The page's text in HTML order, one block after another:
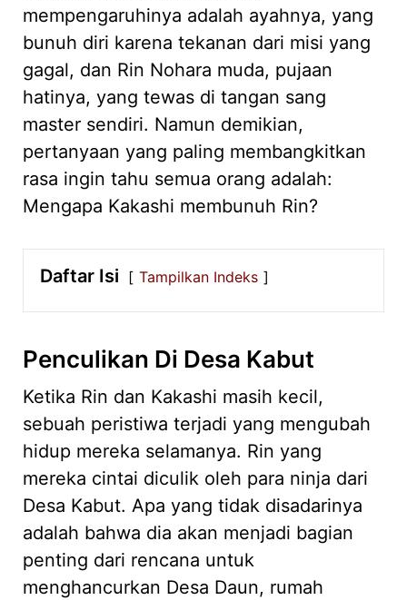
mempengaruhinya adalah ayahnya, yang
bunuh diri karena tekanan dari misi yang
gagal, dan Rin Nohara muda, pujaan
hatinya, yang tewas di tangan sang
master sendiri. Namun demikian,
pertanyaan yang paling membangkitkan
rasa ingin tahu semua orang adalah:
Mengapa Kakashi membunuh Rin?
Daftar Isi Tampilkan Indeks
Penculikan Di Desa Kabut
Ketika Rin dan Kakashi masih kecil,
sebuah peristiwa terjadi yang mengubah
hidup mereka selamanya. Rin yang
mereka cintai diculik oleh para ninja dari
Desa Kabut. Apa yang tidak disadarinya
adalah bahwa dia akan menjadi bagian
penting dari rencana untuk
menghancurkan Desa Daun, rumah